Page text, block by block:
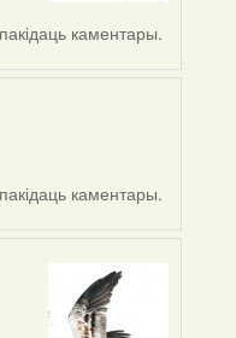
каментары.
каментары.